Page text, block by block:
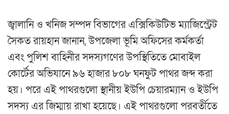
জ্বালানি ও খনিজ সম্পদ বিভাগের এক্সিকিউটিভ ম্যাজিস্ট্রেট
সৈকত রায়হান জানান, উপজেলা ভূমি অফিসের কর্মকর্তা
এবং পুলিশ বাহিনীর সদস্যগণের উপস্থিতিতে মোবাইল
কোর্টের অভিযানে ৯৬ হাজার ৮০৮ ঘনফুট পাথর জব্দ করা
হয়। পরে এই পাথরগুলো স্থানীয় ইউপি চেয়ারম্যান ও ইউপি
সদস্য এর জিম্মায় রাখা হয়েছে। এই পাথরগুলো পরবর্তীতে